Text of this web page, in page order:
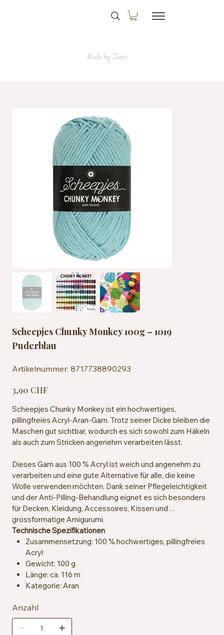
Made by Zazie
Scheepjes Chunky Monkey 100g – 1019
Puderblau
Artikelnummer: 8717738890293
8717738890293
3,90 CHF
Scheepjes Chunky Monkey ist ein hochwertiges,
pillingfreies Acryl-Aran-Garn. Trotz seiner Dicke bleiben die
Maschen gut sichtbar, wodurch es sich sowohl zum Häkeln
als auch zum Stricken angenehm verarbeiten lässt.
Dieses Garn aus 100 % Acryl ist weich und angenehm zu
verarbeiten und eine gute Alternative für alle, die keine
Wolle verwenden möchten. Dank seiner Pflegeleichtigkeit
und der Anti-Pilling-Behandlung eignet es sich besonders
für Decken, Kleidung, Accessoires, Kissen und
grossformatige Amigurumi.
Technische Spezifikationen
Zusammensetzung: 100 % hochwertiges, pillingfreies
Acryl
Gewicht: 100 g
Länge: ca. 116 m
Kategorie: Aran
Maschenprobe: ca. 13 Maschen x 18 Reihen = 10 x 10
cm
Besondere Merkmale: Anti-Pilling, hypoallergen,
Anzahl